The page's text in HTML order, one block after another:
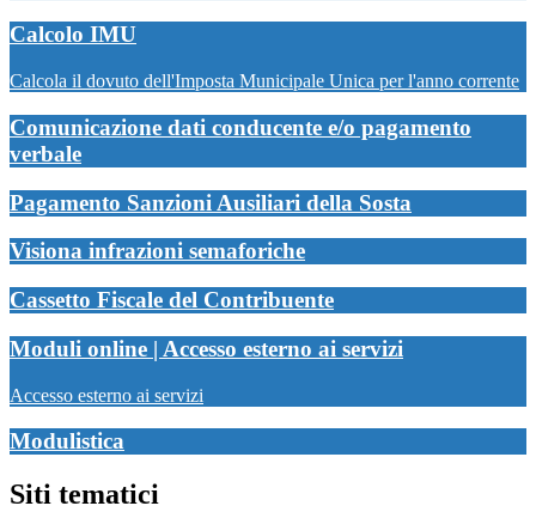
Calcolo IMU
Calcola il dovuto dell'Imposta Municipale Unica per l'anno corrente
Comunicazione dati conducente e/o pagamento
verbale
Pagamento Sanzioni Ausiliari della Sosta
Visiona infrazioni semaforiche
Cassetto Fiscale del Contribuente
Moduli online | Accesso esterno ai servizi
Accesso esterno ai servizi
Modulistica
Siti tematici